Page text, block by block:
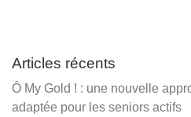
Articles récents
Ô My Gold ! : une nouvelle
adaptée pour les seniors actifs